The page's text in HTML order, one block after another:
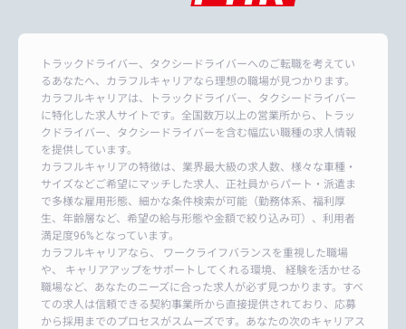
トラックドライバー、タクシードライバーへのご転職を考えてい
るあなたへ、カラフルキャリアなら理想の職場が見つかります。
カラフルキャリアは、トラックドライバー、タクシードライバー
に特化した求人サイトです。全国数万以上の営業所から、トラッ
クドライバー、タクシードライバーを含む幅広い職種の求人情報
を提供しています。
カラフルキャリアの特徴は、業界最大級の求人数、様々な車種・
サイズなどご希望にマッチした求人、正社員からパート・派遣ま
で多様な雇用形態、細かな条件検索が可能（勤務体系、福利厚
生、年齢層など、希望の給与形態や金額で絞り込み可）、利用者
満足度96%となっています。
カラフルキャリアなら、 ワークライフバランスを重視した職場
や、 キャリアアップをサポートしてくれる環境、 経験を活かせる
職場など、あなたのニーズに合った求人が必ず見つかります。すべ
ての求人は信頼できる契約事業所から直接提供されており、応募
から採用までのプロセスがスムーズです。あなたの次のキャリアス